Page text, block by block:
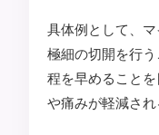
具体例として、マ
極細の切開を行
程を早めること
や痛みが軽減され